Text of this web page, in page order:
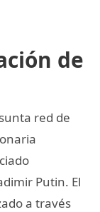
de
red de
Putin. El
a través